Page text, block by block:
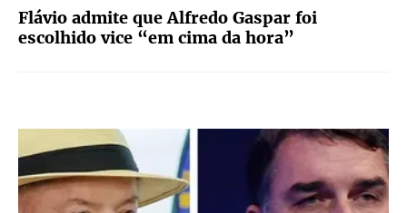
Flávio admite que Alfredo Gaspar foi
escolhido vice “em cima da hora”